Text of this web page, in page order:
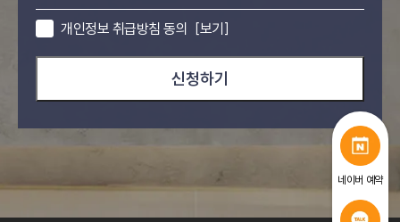
네이버 예약
개인정보 취급방침 동의 [보기]
신청하기